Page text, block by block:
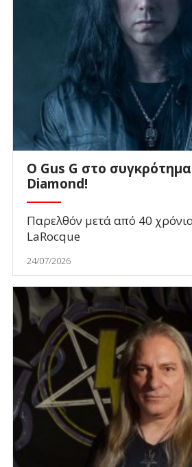
O Gus G στο
Diamond!
Παρελθόν μετά από 40
LaRocque
24/07/2026